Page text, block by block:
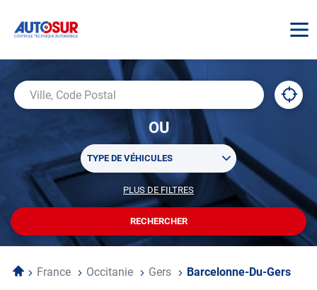
Code
Postal
À
,
OU
Sélectionner
un
plusieurs
recherche
TYPE DE VÉHICULES
PLUS DE FILTRES
POUR
PERSONNALISER
VOTRE
RECHERCHE
RECHERCHER
UN
CENTRE
AUTOSUR
AccueilFrance Occitanie Gers Barcelonne-Du-Gers